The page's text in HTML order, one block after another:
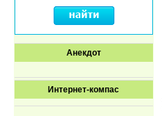
Анекдот
Интернет-компас